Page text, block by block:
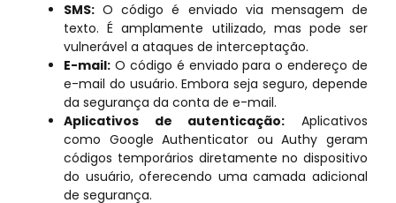
SMS: O código é enviado via mensagem de
texto. É amplamente utilizado, mas pode ser
vulnerável a ataques de interceptação.
E-mail: O código é enviado para o endereço de
e-mail do usuário. Embora seja seguro, depende
da segurança da conta de e-mail.
Aplicativos de autenticação: Aplicativos
como Google Authenticator ou Authy geram
códigos temporários diretamente no dispositivo
do usuário, oferecendo uma camada adicional
de segurança.